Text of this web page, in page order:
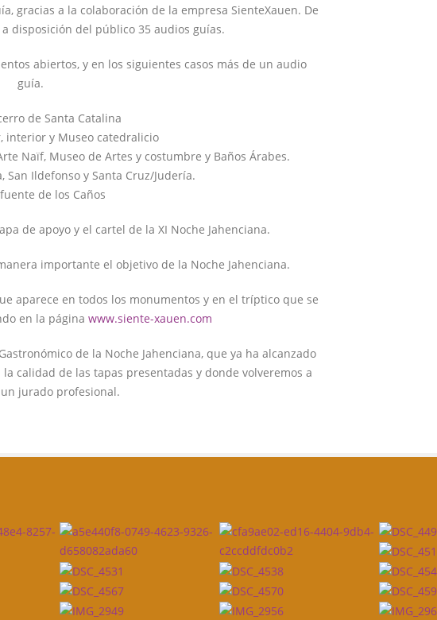
gracias a la colaboración de la empresa SienteXauen. De
disposición del público 35 audios guías.
abiertos, y en los siguientes casos más de un audio
guía.
de Santa Catalina
interior y Museo catedralicio
Naïf, Museo de Artes y costumbre y Baños Árabes.
San Ildefonso y Santa Cruz/Judería.
de los Caños
de apoyo y el cartel de la XI Noche Jahenciana.
importante el objetivo de la Noche Jahenciana.
aparece en todos los monumentos y en el tríptico que se
en la página www.siente-xauen.com
de la Noche Jahenciana, que ya ha alcanzado
calidad de las tapas presentadas y donde volveremos a
jurado profesional.